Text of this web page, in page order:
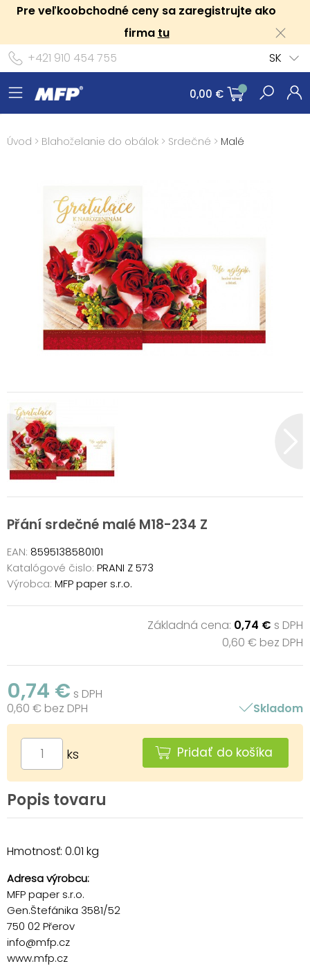
Pre veľkoobchodné ceny sa zaregistrujte ako
firma tu
+421 910 454 755
SK
0,00 €
Úvod > Blahoželanie do obálok > Srdečné > Malé
Přání srdečné malé M18-234 Z
EAN: 8595138580101
Katalógové čislo: PRANI Z 573
Výrobca: MFP paper s.r.o.
Základná cena: 0,74 € s DPH
0,60 € bez DPH
0,74 € s DPH
0,60 € bez DPH
Skladom
ks Pridať do košíka
Popis tovaru
Hmotnosť: 0.01 kg
Adresa výrobcu:
MFP paper s.r.o.
Gen.Štefánika 3581/52
750 02 Přerov
info@mfp.cz
www.mfp.cz